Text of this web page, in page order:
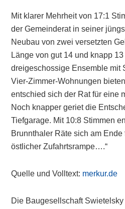
Mit klarer Mehrheit von 17:1
der Gemeinderat in seiner
Neubau von zwei versetzten
Länge von gut 14 und knapp
dreigeschossige Ensemble mit
Vier-Zimmer-Wohnungen
entschied sich der Rat für eine
Noch knapper geriet die
Tiefgarage. Mit 10:8 Stimmen
Brunnthaler Räte sich am
östlicher Zufahrtsrampe….“
Quelle und Volltext: merkur.de
Die Baugesellschaft